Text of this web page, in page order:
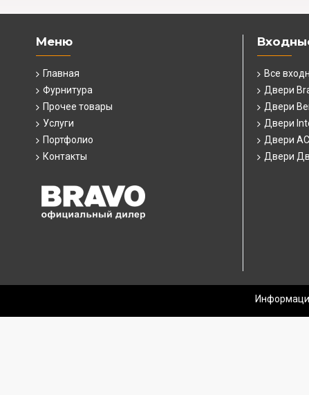
Меню
Главная
Фурнитура
Прочее товары
Услуги
Портфолио
Контакты
Все
Двери
Двери
Двери
Двери
Двери